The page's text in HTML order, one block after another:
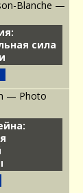
сила